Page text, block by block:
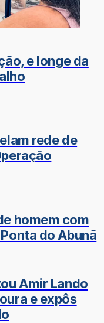
e longe da
rede de
homem com
do Abunã
Amir Lando
e expôs